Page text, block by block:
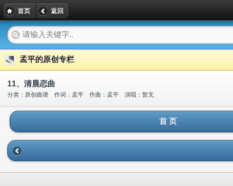
首页 返回
孟平的原创专栏
11、清晨恋曲
分类：原创曲谱 作词：孟平 作曲：孟平 演唱：暂无
首 页